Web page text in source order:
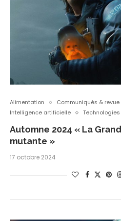
Alimentation
Communiqués &
Intelligence artificielle
Technologies
Automne 2024 « La
mutante »
17 octobre 2024